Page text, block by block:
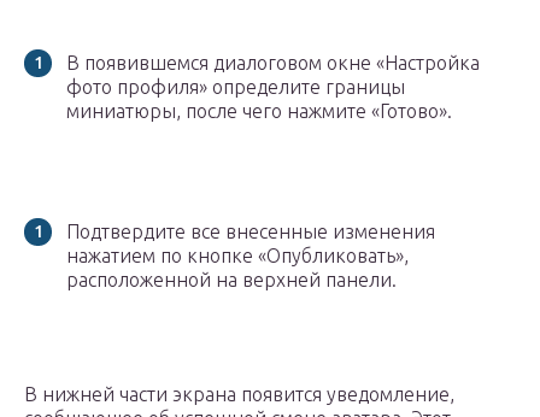
В появившемся диалоговом окне «Настройка
фото профиля» определите границы
миниатюры, после чего нажмите «Готово».
Подтвердите все внесенные изменения
нажатием по кнопке «Опубликовать»,
расположенной на верхней панели.
В нижней части экрана появится уведомление,